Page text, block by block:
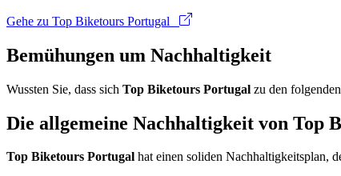
Gehe zu Top Biketours Portugal
Bemühungen um Nachhaltigkeit
Wussten Sie, dass sich Top Biketours Portugal zu den
Die allgemeine Nachhaltigkeit von Top
Top Biketours Portugal hat einen soliden Nachhaltigkeitsplan,